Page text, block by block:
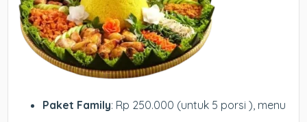
Paket Family: Rp 250.000 (untuk 5 porsi ), menu